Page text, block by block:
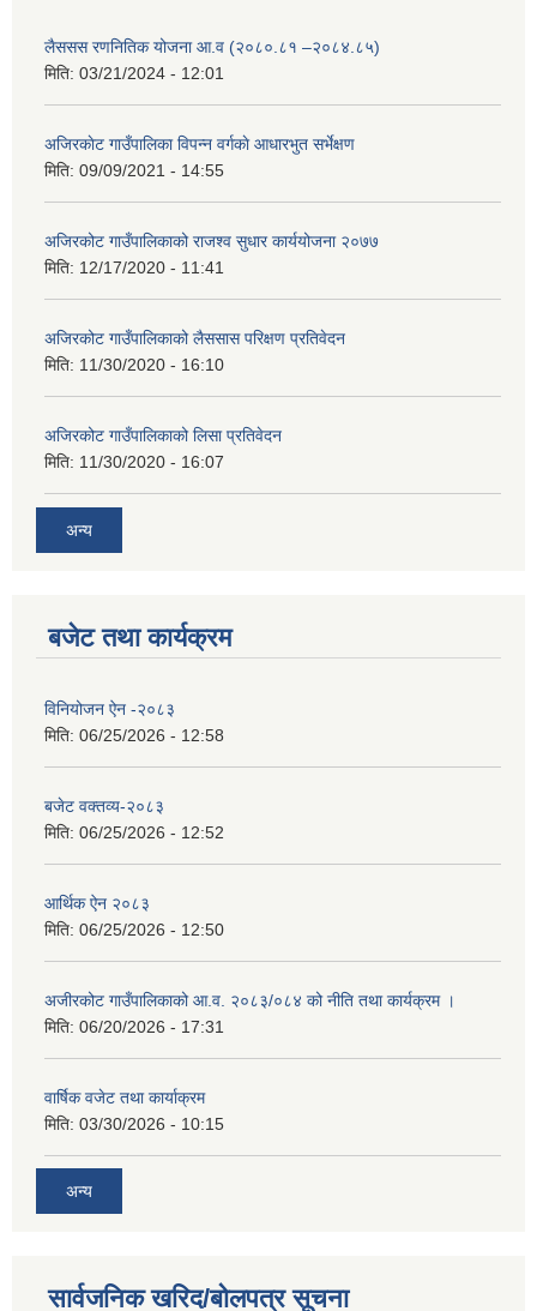
लैससस रणनितिक योजना आ.व (२०८०.८१ –२०८४.८५)
मिति: 03/21/2024 - 12:01
अजिरकाेट गाउँपालिका विपन्न वर्गकाे आधारभुत सर्भेक्षण
मिति: 09/09/2021 - 14:55
अजिरकोट गाउँपालिकाको राजश्व सुधार कार्ययोजना २०७७
मिति: 12/17/2020 - 11:41
अजिरकोट गाउँपालिकाको लैससास परिक्षण प्रतिवेदन
मिति: 11/30/2020 - 16:10
अजिरकोट गाउँपालिकाको लिसा प्रतिवेदन
मिति: 11/30/2020 - 16:07
अन्य
बजेट तथा कार्यक्रम
विनियोजन ऐन -२०८३
मिति: 06/25/2026 - 12:58
बजेट वक्तव्य-२०८३
मिति: 06/25/2026 - 12:52
आर्थिक ऐन २०८३
मिति: 06/25/2026 - 12:50
अजीरकोट गाउँपालिकाको आ.व. २०८३/०८४ को नीति तथा कार्यक्रम ।
मिति: 06/20/2026 - 17:31
वार्षिक वजेट तथा कार्याक्रम
मिति: 03/30/2026 - 10:15
अन्य
सार्वजनिक खरिद/बोलपत्र सूचना